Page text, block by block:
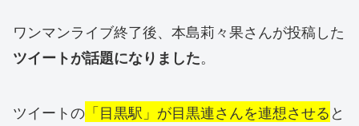
ワンマンライブ終了後、本島莉々果さんが投稿した
ツイートが話題になりました。
ツイートの 「目黒駅」が目黒連さんを連想させると